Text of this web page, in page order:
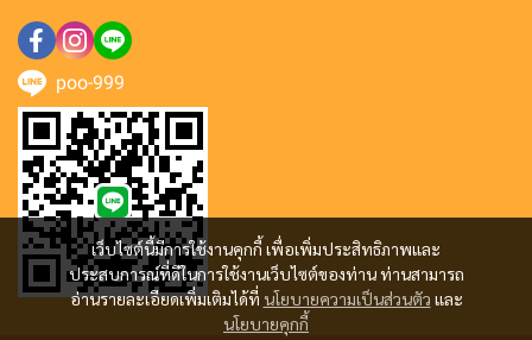
เว็บไซต์นี้มีการใช้งานคุกกี้ เพื่อเพิ่มประสิทธิภาพและ
ประสบการณ์ที่ดีในการใช้งานเว็บไซต์ของท่าน ท่านสามารถ
อ่านรายละเอียดเพิ่มเติมได้ที่ นโยบายความเป็นส่วนตัว และ
นโยบายคุกกี้
poo-999